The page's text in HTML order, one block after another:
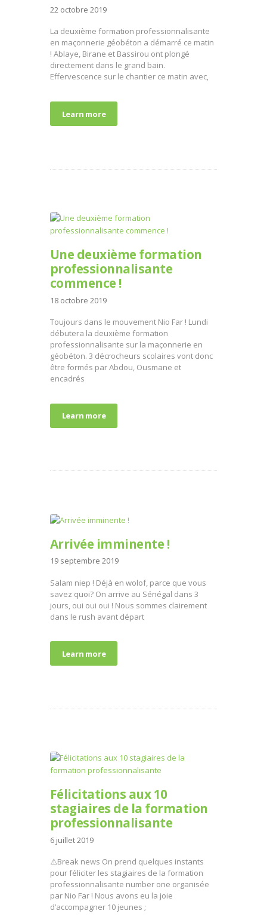
22 octobre 2019
La deuxième formation professionnalisante
en maçonnerie géobéton a démarré ce matin
! Ablaye, Birane et Bassirou ont plongé
directement dans le grand bain.
Effervescence sur le chantier ce matin avec,
Learn more
Une deuxième formation
professionnalisante
commence !
18 octobre 2019
Toujours dans le mouvement Nio Far ! Lundi
débutera la deuxième formation
professionnalisante sur la maçonnerie en
géobéton. 3 décrocheurs scolaires vont donc
être formés par Abdou, Ousmane et
encadrés
Learn more
Arrivée imminente !
19 septembre 2019
Salam niep ! Déjà en wolof, parce que vous
savez quoi? On arrive au Sénégal dans 3
jours, oui oui oui ! Nous sommes clairement
dans le rush avant départ
Learn more
Félicitations aux 10
stagiaires de la formation
professionnalisante
6 juillet 2019
⚠️Break news On prend quelques instants
pour féliciter les stagiaires de la formation
professionnalisante number one organisée
par Nio Far ! Nous avons eu la joie
d’accompagner 10 jeunes ;